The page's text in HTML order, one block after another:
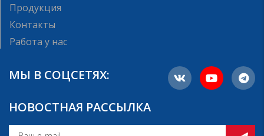
Продукция
Контакты
Работа у нас
МЫ В СОЦСЕТЯХ:
НОВОСТНАЯ РАССЫЛКА